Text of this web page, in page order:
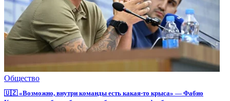
Общество
🇺🇿 «Возможно, внутри команды есть какая-то крыса» — Фабио